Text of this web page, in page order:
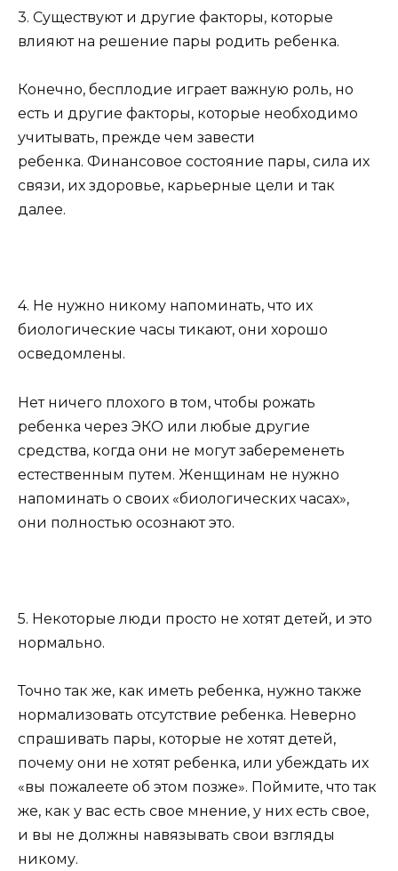
3. Существуют и другие факторы, которые
влияют на решение пары родить ребенка.
Конечно, бесплодие играет важную роль, но
есть и другие факторы, которые необходимо
учитывать, прежде чем завести
ребенка. Финансовое состояние пары, сила их
связи, их здоровье, карьерные цели и так
далее.
4. Не нужно никому напоминать, что их
биологические часы тикают, они хорошо
осведомлены.
Нет ничего плохого в том, чтобы рожать
ребенка через ЭКО или любые другие
средства, когда они не могут забеременеть
естественным путем. Женщинам не нужно
напоминать о своих «биологических часах»,
они полностью осознают это.
5. Некоторые люди просто не хотят детей, и это
нормально.
Точно так же, как иметь ребенка, нужно также
нормализовать отсутствие ребенка. Неверно
спрашивать пары, которые не хотят детей,
почему они не хотят ребенка, или убеждать их
«вы пожалеете об этом позже». Поймите, что так
же, как у вас есть свое мнение, у них есть свое,
и вы не должны навязывать свои взгляды
никому.